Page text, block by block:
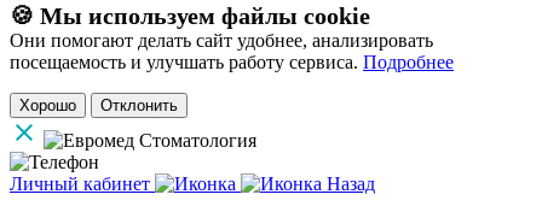
🍪 Мы используем файлы cookie
Они помогают делать сайт удобнее, анализировать
посещаемость и улучшать работу сервиса. Подробнее
Хорошо Отклонить
Личный кабинет
Назад